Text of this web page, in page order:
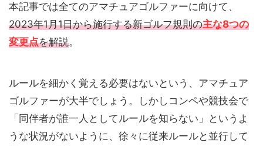
本記事では全てのアマチュアゴルファーに向けて、
2023年1月1日から施行する新ゴルフ規則の主な8つの
変更点を解説。
ルールを細かく覚える必要はないという、アマチュア
ゴルファーが大半でしょう。しかしコンペや競技会で
「同伴者が誰一人としてルールを知らない」というよ
うな状況がないように、徐々に従来ルールと並行して